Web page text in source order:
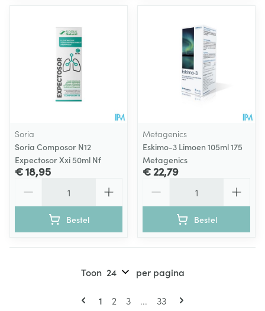
Soria
Soria Composor N12
Expectosor Xxi 50ml Nf
€ 18,95
Bestel
Metagenics
Eskimo-3 Limoen 105ml 175
Metagenics
€ 22,79
Bestel
Pagina's
U lees momenteel pagina
1 Pagina
2 Pagina
3 ... Pagina
33
Toon per pagina